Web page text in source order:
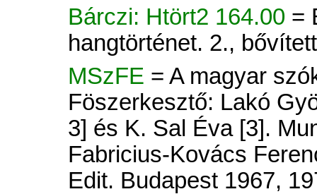
Bárczi: Htört2 164.00 =
hangtörténet. 2.,
MSzFE = A magyar
Föszerkesztő: Lakó
3] és K. Sal Éva [3].
Fabricius-Kovács
Edit. Budapest 1967,